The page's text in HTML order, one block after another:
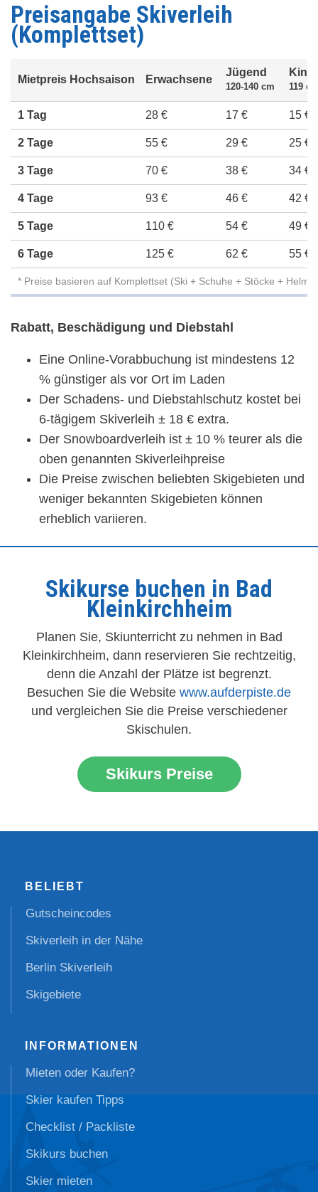
Preisangabe Skiverleih
(Komplettset)
Mietpreis Hochsaison Erwachsene
Jügend
120-140 cm
Kind
119
1 Tag 28 € 17 € 15 €
2 Tage 55 € 29 € 25 €
3 Tage 70 € 38 € 34 €
4 Tage 93 € 46 € 42 €
5 Tage 110 € 54 € 49 €
6 Tage 125 € 62 € 55 €
* Preise basieren auf Komplettset (Ski + Schuhe + Stöcke + Helm)
Rabatt, Beschädigung und Diebstahl
Eine Online-Vorabbuchung ist mindestens 12
% günstiger als vor Ort im Laden
Der Schadens- und Diebstahlschutz kostet bei
6-tägigem Skiverleih ± 18 € extra.
Der Snowboardverleih ist ± 10 % teurer als die
oben genannten Skiverleihpreise
Die Preise zwischen beliebten Skigebieten und
weniger bekannten Skigebieten können
erheblich variieren.
Skikurse buchen in Bad
Kleinkirchheim
Planen Sie, Skiunterricht zu nehmen in Bad
Kleinkirchheim, dann reservieren Sie rechtzeitig,
denn die Anzahl der Plätze ist begrenzt.
Besuchen Sie die Website www.aufderpiste.de
und vergleichen Sie die Preise verschiedener
Skischulen.
Skikurs Preise
BELIEBT
Gutscheincodes
Skiverleih in der Nähe
Berlin Skiverleih
Skigebiete
INFORMATIONEN
Mieten oder Kaufen?
Skier kaufen Tipps
Checklist / Packliste
Skikurs buchen
Skier mieten